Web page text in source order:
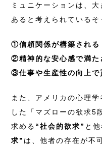
ミュニケーションは、
あると考えられているそ
①信頼関係が構築される
②精神的な安心感で満た
③仕事や生産性の向上で
また、アメリカの心理
した「マズローの欲求5
求める “社会的欲求” と
求” は、他者の存在が不